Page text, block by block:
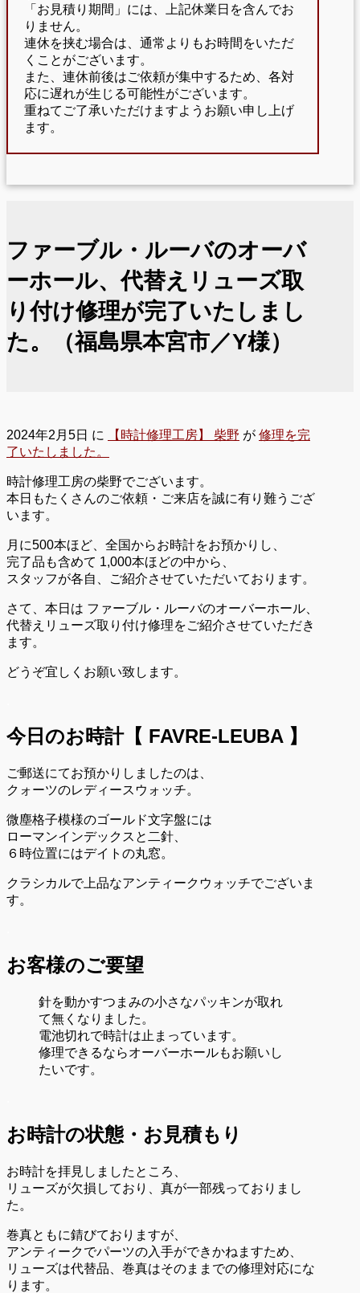
「お見積り期間」には、上記休業日を含んでお
りません。
連休を挟む場合は、通常よりもお時間をいただ
くことがございます。
また、連休前後はご依頼が集中するため、各対
応に遅れが生じる可能性がございます。
重ねてご了承いただけますようお願い申し上げ
ます。
ファーブル・ルーバのオーバ
ーホール、代替えリューズ取
り付け修理が完了いたしまし
た。（福島県本宮市／Y様）
2024年2月5日 に 【時計修理工房】 柴野 が 修理を完
了いたしました。
時計修理工房の柴野でございます。
本日もたくさんのご依頼・ご来店を誠に有り難うござ
います。
月に500本ほど、全国からお時計をお預かりし、
完了品も含めて 1,000本ほどの中から、
スタッフが各自、ご紹介させていただいております。
さて、本日は ファーブル・ルーバのオーバーホール、
代替えリューズ取り付け修理をご紹介させていただき
ます。
どうぞ宜しくお願い致します。
今日のお時計【 FAVRE-LEUBA 】
ご郵送にてお預かりしましたのは、
クォーツのレディースウォッチ。
微塵格子模様のゴールド文字盤には
ローマンインデックスと二針、
６時位置にはデイトの丸窓。
クラシカルで上品なアンティークウォッチでございま
す。
お客様のご要望
針を動かすつまみの小さなパッキンが取れ
て無くなりました。
電池切れで時計は止まっています。
修理できるならオーバーホールもお願いし
たいです。
お時計の状態・お見積もり
お時計を拝見しましたところ、
リューズが欠損しており、真が一部残っておりまし
た。
巻真ともに錆びておりますが、
アンティークでパーツの入手ができかねますため、
リューズは代替品、巻真はそのままでの修理対応にな
ります。